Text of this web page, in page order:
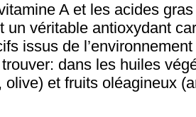
A et les acides
un véritable antioxydant
issus de
dans les huiles
olive) et fruits oléagineux